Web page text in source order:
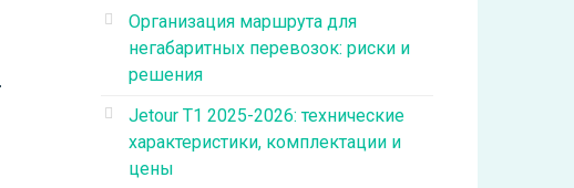
Организация маршрута для
негабаритных перевозок: риски и
решения
Jetour T1 2025-2026: технические
характеристики, комплектации и
цены